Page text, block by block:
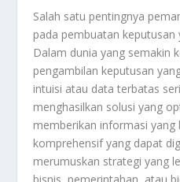
Salah satu pentingnya
pada pembuatan keputusan
Dalam dunia yang semakin
pengambilan keputusan
intuisi atau data terbatas
menghasilkan solusi yang
memberikan informasi yang
komprehensif yang dapat
merumuskan strategi yang
bisnis, pemerintahan, atau